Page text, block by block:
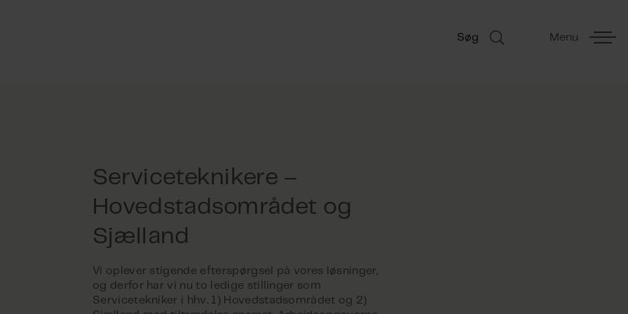
Søg Menu
Serviceteknikere –
Hovedstadsområdet og
Sjælland
Vi oplever stigende efterspørgsel på vores løsninger,
og derfor har vi nu to ledige stillinger som
Servicetekniker i hhv. 1) Hovedstadsområdet og 2)